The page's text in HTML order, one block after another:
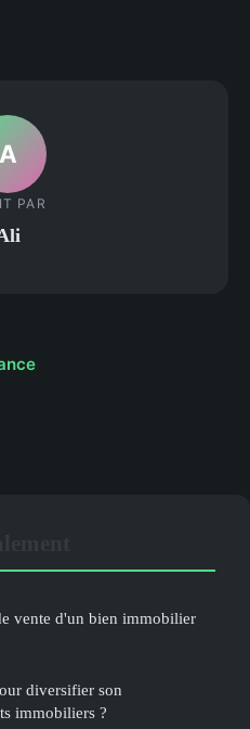
A
PAR
vente d'un bien immobilier
diversifier son
immobiliers ?